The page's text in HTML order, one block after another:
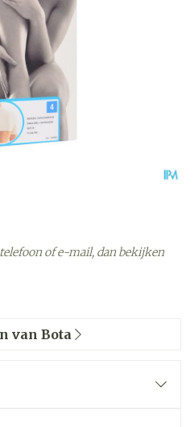
of e-mail, dan bekijken
van Bota